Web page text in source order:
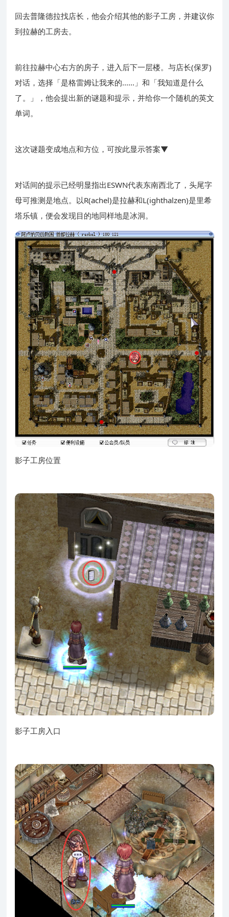
回去普隆德拉找店长，他会介绍其他的影子工房，并建议你
到拉赫的工房去。
前往拉赫中心右方的房子，进入后下一层楼。与店长(保罗)
对话，选择「是格雷姆让我来的......」和「我知道是什么
了。」，他会提出新的谜题和提示，并给你一个随机的英文
单词。
这次谜题变成地点和方位，可按此显示答案▼
对话间的提示已经明显指出ESWN代表东南西北了，头尾字
母可推测是地点。以R(achel)是拉赫和L(ighthalzen)是里希
塔乐镇，便会发现目的地同样地是冰洞。
影子工房位置
影子工房入口